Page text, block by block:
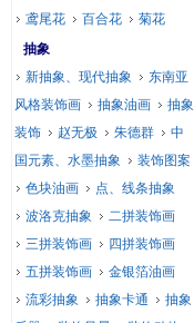
鸢尾花
百合花
菊花
抽象
新抽象、现代抽象
东南亚
风格装饰画
抽象油画
抽象
装饰
赵无极 朱德群
中
国元素、水墨抽象
装饰图案
色块油画
点、线条抽象
波洛克抽象
二拼装饰画
三拼装饰画
四拼装饰画
五拼装饰画
金银箔油画
流彩抽象
抽象卡通
抽象